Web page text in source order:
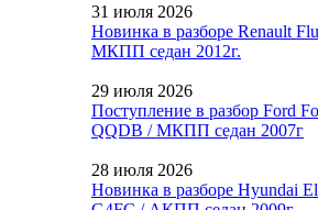
31 июля 2026
Новинка в разборе Renault
МКПП седан 2012г.
29 июля 2026
Поступление в разбор Ford
QQDB / МКПП седан 2007г
28 июля 2026
Новинка в разборе Hyundai